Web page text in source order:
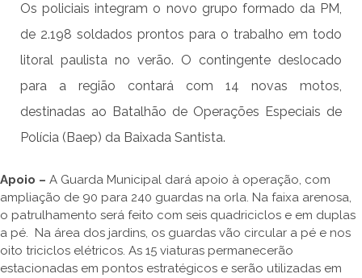
Os policiais integram o novo grupo formado da PM,
de 2.198 soldados prontos para o trabalho em todo
litoral paulista no verão. O contingente deslocado
para a região contará com 14 novas motos,
destinadas ao Batalhão de Operações Especiais de
Polícia (Baep) da Baixada Santista.
Apoio – A Guarda Municipal dará apoio à operação, com
ampliação de 90 para 240 guardas na orla. Na faixa arenosa,
o patrulhamento será feito com seis quadriciclos e em duplas
a pé. Na área dos jardins, os guardas vão circular a pé e nos
oito triciclos elétricos. As 15 viaturas permanecerão
estacionadas em pontos estratégicos e serão utilizadas em